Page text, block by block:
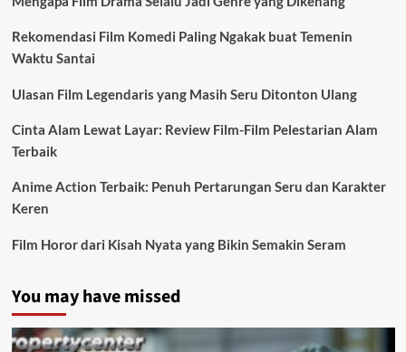
Rekomendasi Film Komedi Paling Ngakak buat Temenin
Waktu Santai
Ulasan Film Legendaris yang Masih Seru Ditonton Ulang
Cinta Alam Lewat Layar: Review Film-Film Pelestarian Alam
Terbaik
Anime Action Terbaik: Penuh Pertarungan Seru dan Karakter
Keren
Film Horor dari Kisah Nyata yang Bikin Semakin Seram
You may have missed